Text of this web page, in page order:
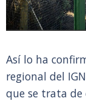
Así lo ha
regional del
que se trata de